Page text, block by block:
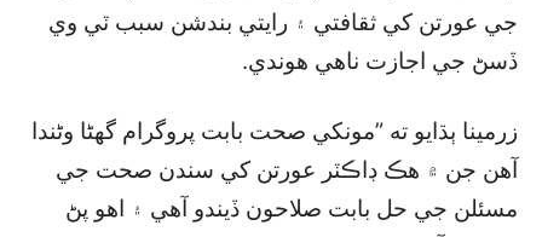
جي عورتن کي ثقافتي ۽ رايتي بندشن سبب ٽي وي
ڏسڻ جي اجازت ناهي هوندي.
زرمينا ٻڌايو ته ”مونکي صحت بابت پروگرام گھڻا وڻندا
آهن جن ۾ هڪ ڊاڪٽر عورتن کي سندن صحت جي
مسئلن جي حل بابت صلاحون ڏيندو آهي ۽ اهو پڻ